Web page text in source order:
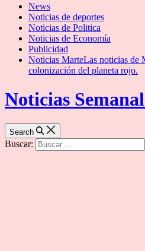
News
Noticias de deportes
Noticias de Politica
Noticias de Economía
Publicidad
Noticias MarteLas noticias de
colonización del planeta rojo.
Noticias
Search
Buscar: